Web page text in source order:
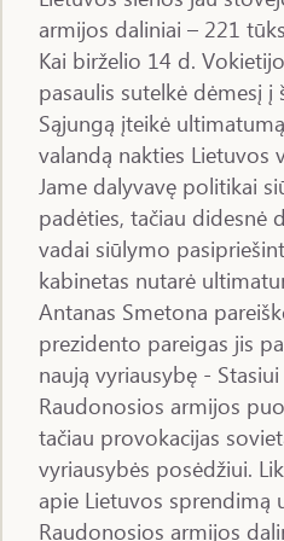
armijos daliniai – 221
Kai birželio 14 d.
pasaulis sutelkė dėmesį
Sąjungą įteikė
valandą nakties Lietuvos
Jame dalyvavę politikai
padėties, tačiau didesnė
vadai siūlymo
kabinetas nutarė
Antanas Smetona
prezidento pareigas jis
naują vyriausybę -
Raudonosios armijos
tačiau provokacijas
vyriausybės posėdžiui.
apie Lietuvos
Raudonosios armijos